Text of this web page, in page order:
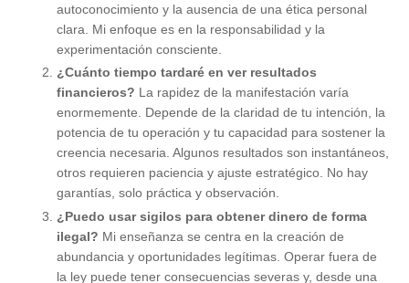
autoconocimiento y la ausencia de una ética personal
clara. Mi enfoque es en la responsabilidad y la
experimentación consciente.
¿Cuánto tiempo tardaré en ver resultados
financieros? La rapidez de la manifestación varía
enormemente. Depende de la claridad de tu intención, la
potencia de tu operación y tu capacidad para sostener la
creencia necesaria. Algunos resultados son instantáneos,
otros requieren paciencia y ajuste estratégico. No hay
garantías, solo práctica y observación.
¿Puedo usar sigilos para obtener dinero de forma
ilegal? Mi enseñanza se centra en la creación de
abundancia y oportunidades legítimas. Operar fuera de
la ley puede tener consecuencias severas y, desde una